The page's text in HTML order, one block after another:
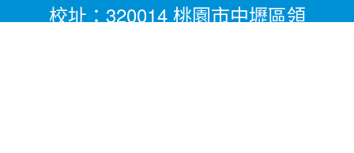
校址：320014 桃園市中壢區領